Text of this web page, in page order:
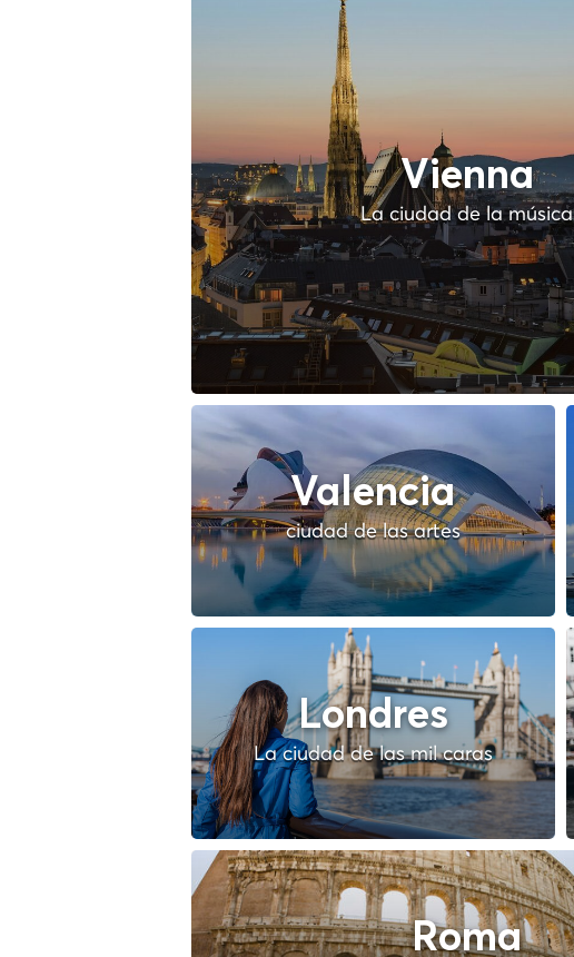
Vienna
La ciudad de la música
Valencia
ciudad de las artes
Londres
La ciudad de las mil caras
Roma